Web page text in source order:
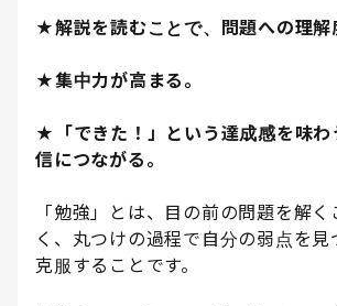
★解説を読むことで、問題への理解
★集中力が高まる。
★「できた！」という達成感を味わ
信につながる。
「勉強」とは、目の前の問題を解
く、丸つけの過程で自分の弱点を見
克服することです。